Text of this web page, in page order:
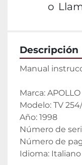
o
Descripción
Manual
Marca: APOLLO
Modelo: TV
Año: 1998
Número de
Número de
Idioma: Italiano